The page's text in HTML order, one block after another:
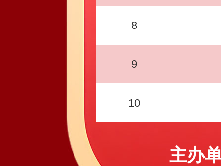
8
9
10
主办